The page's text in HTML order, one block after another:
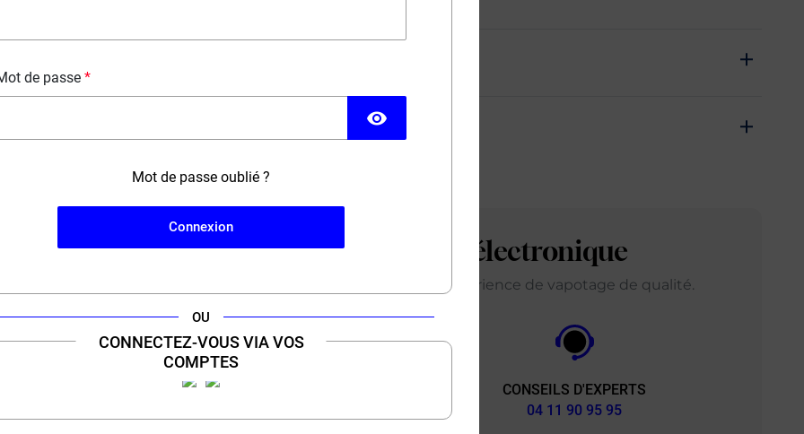
de passe
visibility
Mot de passe oublié ?
Connexion
OU
CONNECTEZ-VOUS VIA VOS
COMPTES
d'unexpertde la cigarette électronique
à sélectionner le meilleur de la vape pour vous offrir une expérience de vapotage de qualité.
VAPE 100% FRANÇAIS &
MARQUES
CONSEILS D'EXPERTS
04 11 90 95 95